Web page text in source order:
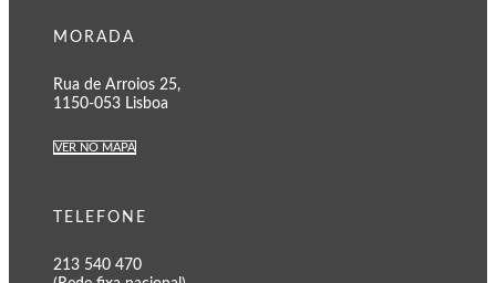
MORADA
Rua de Arroios 25,
1150-053 Lisboa
VER NO MAPA
TELEFONE
213 540 470